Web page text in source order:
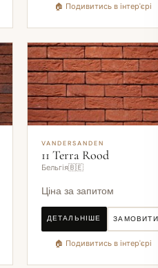
🏠 Подивитись в інтер'єрі
VANDERSANDEN
11 Terra Rood
Бельгія🇧🇪
Ціна за запитом
ДЕТАЛЬНІШЕ ЗАМОВИТИ
🏠 Подивитись в інтер'єрі